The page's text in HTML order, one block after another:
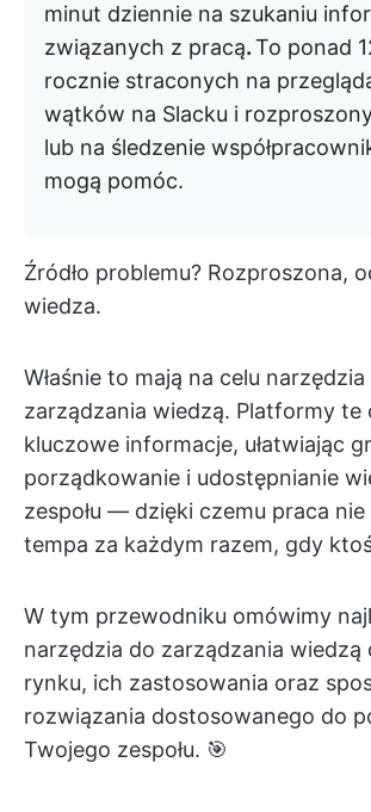
minut dziennie na szukaniu
związanych z pracą.To ponad
rocznie straconych na
wątków na Slacku i
lub na śledzenie
mogą pomóc.
Źródło problemu? Rozproszona,
wiedza.
Właśnie to mają na celu narzędzia
zarządzania wiedzą. Platformy te
kluczowe informacje, ułatwiając
porządkowanie i udostępnianie
zespołu — dzięki czemu praca nie
tempa za każdym razem, gdy
W tym przewodniku omówimy
narzędzia do zarządzania wiedzą
rynku, ich zastosowania oraz
rozwiązania dostosowanego do
Twojego zespołu. 🎯